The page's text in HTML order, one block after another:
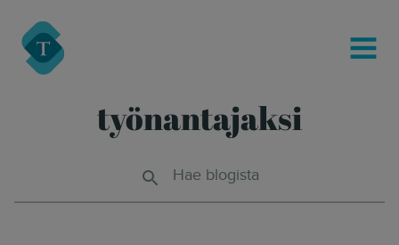
Turre Legal
MENU
työnantajaksi
Hae blogista